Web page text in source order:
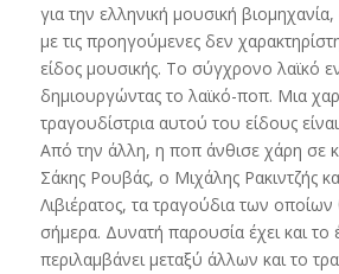
για την ελληνική μουσική
με τις προηγούμενες δεν
είδος μουσικής. Το σύγχρονο λαϊκό
δημιουργώντας το λαϊκό-ποπ. Μια
τραγουδίστρια αυτού του είδους
Από την άλλη, η ποπ άνθισε χάρη σε
Σάκης Ρουβάς, ο Μιχάλης Ρακιντζής
Λιβιέρατος, τα τραγούδια των
σήμερα. Δυνατή παρουσία έχει και το
περιλαμβάνει μεταξύ άλλων και το